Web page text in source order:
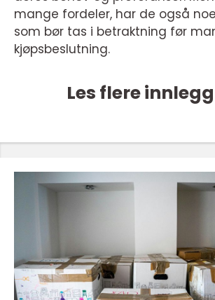
mange fordeler, har de også
som bør tas i betraktning før
kjøpsbeslutning.
Les flere